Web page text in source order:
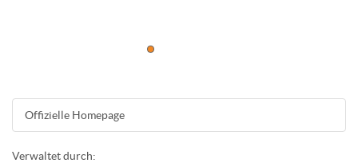
Offizielle Homepage
Verwaltet durch: